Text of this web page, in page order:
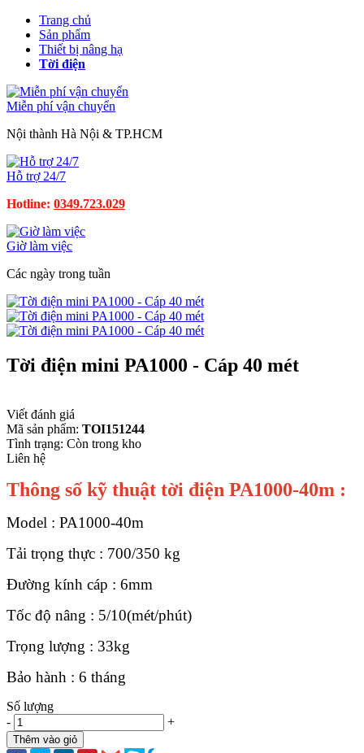
Trang chủ
Sản phẩm
Thiết bị nâng hạ
Tời điện
Miễn phí vận chuyển
Nội thành Hà Nội & TP.HCM
Hỗ trợ 24/7
Hotline: 0349.723.029
Giờ làm việc
Các ngày trong tuần
Tời điện mini PA1000 - Cáp 40 mét
Viết đánh giá
Mã sản phẩm: TOI151244
Tình trạng: Còn trong kho
Liên hệ
Thông số kỹ thuật tời điện PA1000-40m :
Model : PA1000-40m
Tải trọng thực : 700/350 kg
Đường kính cáp : 6mm
Tốc độ nâng : 5/10(mét/phút)
Trọng lượng : 33kg
Bảo hành : 6 tháng
Số lượng
-
+
Thêm vào giỏ